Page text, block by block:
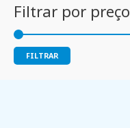
Filtrar por preço
FILTRAR